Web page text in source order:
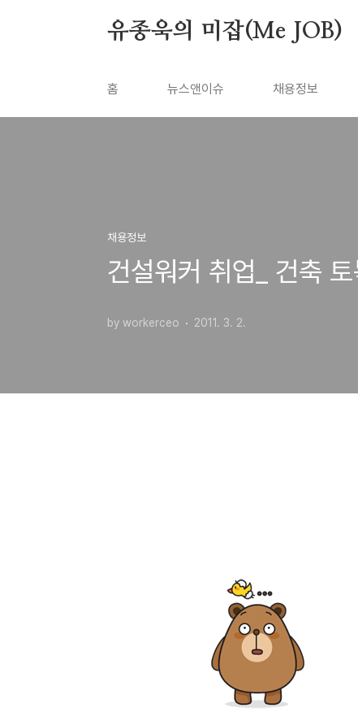
유종욱의 미잡(Me JOB)
홈 뉴스앤이슈 채용정보
채용정보
건설워커 취업_ 건축
by workerceo 2011. 3. 2.